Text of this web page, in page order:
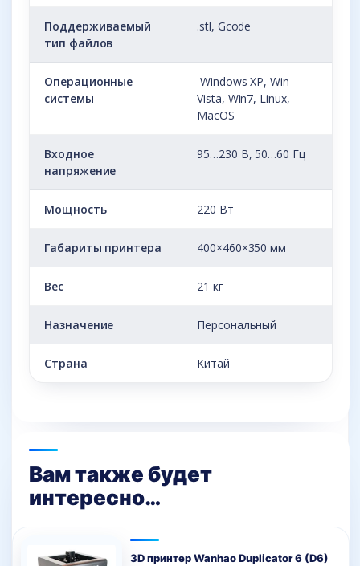
Поддерживаемый
тип файлов
.stl, Gcode
Операционные
системы
Windows XP, Win
Vista, Win7, Linux,
MacOS
Входное
напряжение
95…230 В, 50…60 Гц
Мощность 220 Вт
Габариты принтера 400×460×350 мм
Вес 21 кг
Назначение Персональный
Страна Китай
Вам также будет
интересно…
3D принтер Wanhao Duplicator 6 (D6)